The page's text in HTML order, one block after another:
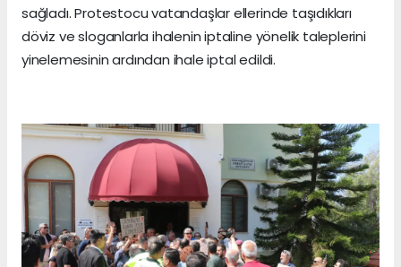
sağladı. Protestocu vatandaşlar ellerinde taşıdıkları
döviz ve sloganlarla ihalenin iptaline yönelik taleplerini
yinelemesinin ardından ihale iptal edildi.